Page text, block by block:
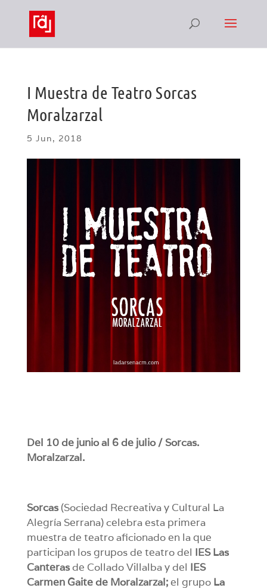
I Muestra de Teatro Sorcas
Moralzarzal
5 Jun, 2018
Del 10 de junio al 6 de julio / Sorcas.
Moralzarzal.
Sorcas (Sociedad Recreativa y Cultural La
Alegría Serrana) celebra esta primera
muestra de teatro aficionado en la que
participan los grupos de teatro del IES Las
Canteras de Collado Villalba y del IES
Carmen Gaite de Moralzarzal;el grupo La